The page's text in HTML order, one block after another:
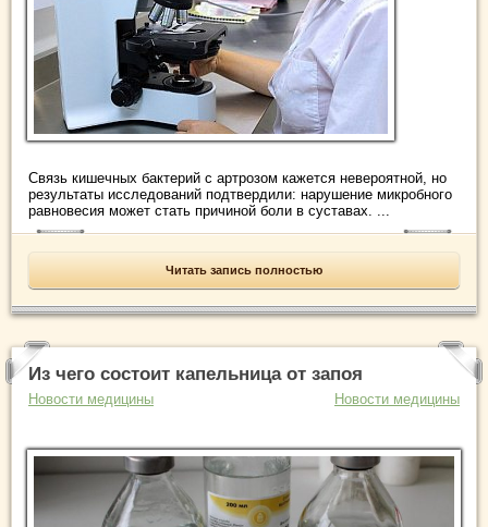
Связь кишечных бактерий с артрозом кажется невероятной, но
результаты исследований подтвердили: нарушение микробного
равновесия может стать причиной боли в суставах. ...
Читать запись полностью
Из чего состоит капельница от запоя
Новости медицины Новости медицины